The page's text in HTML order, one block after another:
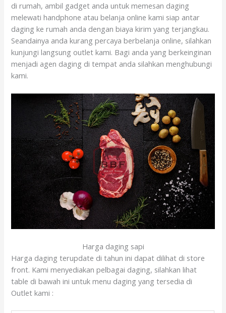
di rumah, ambil gadget anda untuk memesan daging
melewati handphone atau belanja online kami siap antar
daging ke rumah anda dengan biaya kirim yang terjangkau.
Seandainya anda kurang percaya berbelanja online, silahkan
kunjungi langsung outlet kami. Bagi anda yang berkeinginan
menjadi agen daging di tempat anda silahkan menghubungi
kami.
Harga daging sapi
Harga daging terupdate di tahun ini dapat dilihat di store
front. Kami menyediakan pelbagai daging, silahkan lihat
table di bawah ini untuk menu daging yang tersedia di
Outlet kami :